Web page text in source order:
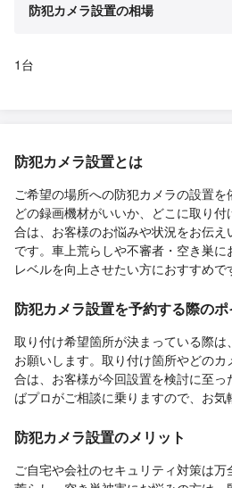
防犯カメラ設置の相場
1台
防犯カメラ設置とは
ご希望の場所への防犯カメラの設置を
どの録画機材がいいか、どこに取り
合は、お客様のお悩みや状況をお伝
です。車上荒らしや不審者・空き巣に
レベルを向上させたい方におすすめで
防犯カメラ設置を予約する際のポ
取り付け希望箇所が決まっている際
お願いします。取り付け箇所やどの
合は、お客様が今回設置を検討に至
ばプロがご相談に乗りますので、お気
防犯カメラ設置のメリット
ご自宅や会社のセキュリティ対策は